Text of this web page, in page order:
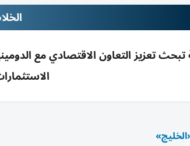
تعزيز التعاون الاقتصادي مع